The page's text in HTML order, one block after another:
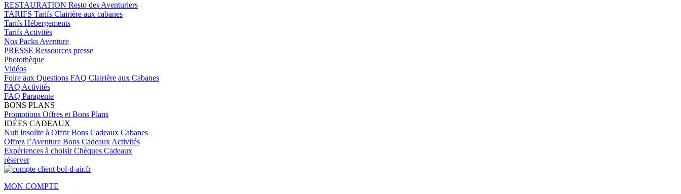
RESTAURATION Resto des Aventuriers
TARIFS Tarifs Clairière aux cabanes
Tarifs Hébergements
Tarifs Activités
Nos Packs Aventure
PRESSE Ressources presse
Photothèque
Vidéos
Foire aux Questions FAQ Clairière aux Cabanes
FAQ Activités
FAQ Parapente
BONS PLANS
Promotions Offres et Bons Plans
IDÉES CADEAUX
Nuit Insolite à OffrirBons Cadeaux Cabanes
Offrez l’Aventure Bons Cadeaux Activités
Expériences à choisirChèques Cadeaux
réserver
MON COMPTE